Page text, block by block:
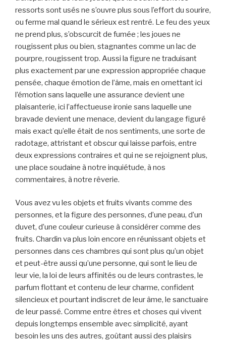
ressorts sont usés ne s’ouvre plus sous l’effort du sourire,
ou ferme mal quand le sérieux est rentré. Le feu des yeux
ne prend plus, s’obscurcit de fumée ; les joues ne
rougissent plus ou bien, stagnantes comme un lac de
pourpre, rougissent trop. Aussi la figure ne traduisant
plus exactement par une expression appropriée chaque
pensée, chaque émotion de l’âme, mais en omettant ici
l’émotion sans laquelle une assurance devient une
plaisanterie, ici l’affectueuse ironie sans laquelle une
bravade devient une menace, devient du langage figuré
mais exact qu’elle était de nos sentiments, une sorte de
radotage, attristant et obscur qui laisse parfois, entre
deux expressions contraires et qui ne se rejoignent plus,
une place soudaine à notre inquiétude, à nos
commentaires, à notre rêverie.
Vous avez vu les objets et fruits vivants comme des
personnes, et la figure des personnes, d’une peau, d’un
duvet, d’une couleur curieuse à considérer comme des
fruits. Chardin va plus loin encore en réunissant objets et
personnes dans ces chambres qui sont plus qu’un objet
et peut-être aussi qu’une personne, qui sont le lieu de
leur vie, la loi de leurs affinités ou de leurs contrastes, le
parfum flottant et contenu de leur charme, confident
silencieux et pourtant indiscret de leur âme, le sanctuaire
de leur passé. Comme entre êtres et choses qui vivent
depuis longtemps ensemble avec simplicité, ayant
besoin les uns des autres, goûtant aussi des plaisirs